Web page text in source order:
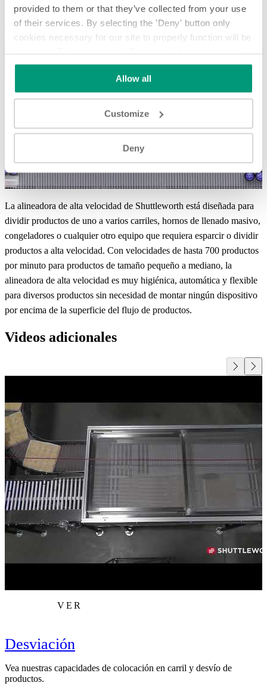
provided to them or that they’ve collected from your use
of their services. By selecting the 'Deny' button only
cookies necessary for our site to properly function will be
activated. By selecting the 'Customize' button you can
choose the individual categories of cookies you want to
Read the complete cookie policy.
Allow all
Customize
Deny
Colocador en carril de alta velocidad
Colocador en carril de alta velocidad
La alineadora de alta velocidad de Shuttleworth está diseñada para
dividir productos de uno a varios carriles, hornos de llenado masivo,
congeladores o cualquier otro equipo que requiera esparcir o dividir
productos a alta velocidad. Con velocidades de hasta 700 productos
por minuto para productos de tamaño pequeño a mediano, la
alineadora de alta velocidad es muy higiénica, automática y flexible
para diversos productos sin necesidad de montar ningún dispositivo
por encima de la superficie del flujo de productos.
Videos adicionales
VER
Desviación
Vea nuestras capacidades de colocación en carril y desvío de
productos.